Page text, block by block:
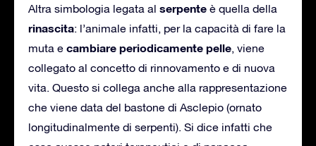
Altra simbologia legata al serpente è quella della
rinascita: l’animale infatti, per la capacità di fare la
muta e cambiare periodicamente pelle, viene
collegato al concetto di rinnovamento e di nuova
vita. Questo si collega anche alla rappresentazione
che viene data del bastone di Asclepio (ornato
longitudinalmente di serpenti). Si dice infatti che